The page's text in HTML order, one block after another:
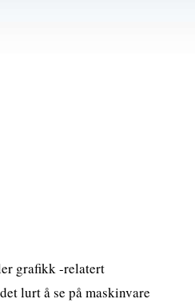
grafikk -relatert
lurt å se på maskinvare